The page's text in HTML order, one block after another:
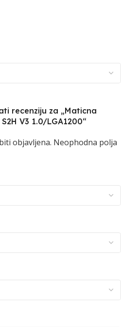
recenziju za „Maticna
V3 1.0/LGA1200“
objavljena. Neophodna polja